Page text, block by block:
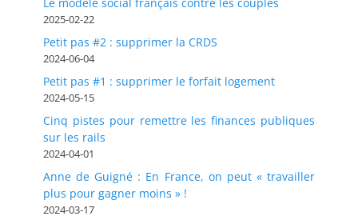
2025-02-22
Petit pas #2 : supprimer la CRDS
2024-06-04
Petit pas #1 : supprimer le forfait logement
2024-05-15
Cinq pistes pour remettre les finances publiques
sur les rails
2024-04-01
Anne de Guigné : En France, on peut « travailler
plus pour gagner moins » !
2024-03-17